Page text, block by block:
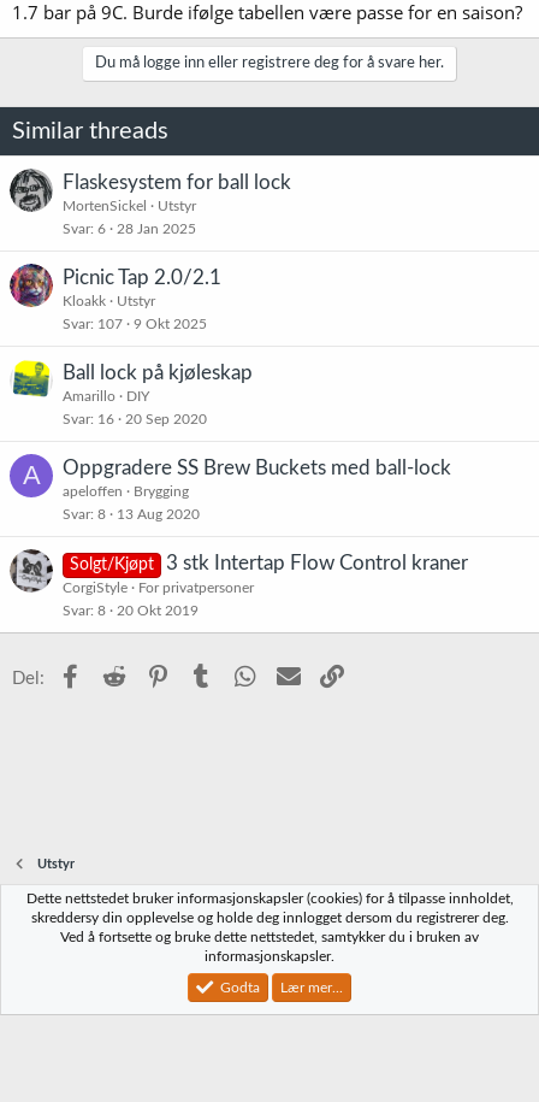
1.7 bar på 9C. Burde ifølge tabellen være passe for en saison?
Du må logge inn eller registrere deg for å svare her.
Similar threads
Flaskesystem for ball lock
MortenSickel
Utstyr
Svar 6 28 Jan 2025
Picnic Tap 2.0/2.1
Kloakk
Utstyr
Svar 107 9 Okt 2025
Ball lock på kjøleskap
Amarillo
DIY
Svar 16 20 Sep 2020
A Oppgradere SS Brew Buckets med ball-lock
apeloffen
Brygging
Svar 8 13 Aug 2020
Solgt/Kjøpt 3 stk Intertap Flow Control kraner
CorgiStyle
For privatpersoner
Svar 8 20 Okt 2019
Del: Facebook
Reddit PinterestTumblr WhatsApp
E-post
Utstyr
Norbrygg-default
Vilkår og regler Personvernregler
Community platform by XenForo® © 2010-2023 XenForo Ltd.
Dette nettstedet bruker informasjonskapsler (cookies) for å tilpasse innholdet,
skreddersy din opplevelse og holde deg innlogget dersom du registrerer deg.
Ved å fortsette og bruke dette nettstedet, samtykker du i bruken av
informasjonskapsler.
Godta Lær mer...